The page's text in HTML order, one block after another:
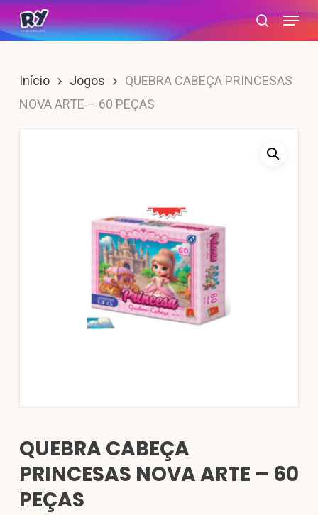
Skip
to
content
search
Menu
Início Jogos
QUEBRA CABEÇA PRINCESAS
NOVA ARTE – 60 PEÇAS
QUEBRA CABEÇA
PRINCESAS NOVA ARTE – 60
PEÇAS